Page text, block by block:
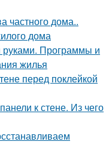
частного дома..
дома
Программы и
жилья
перед поклейкой
к стене. Из чего